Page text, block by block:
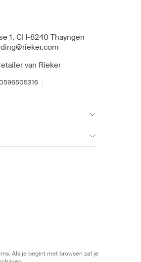
1, CH-8240 Thayngen
van Rieker
Als je begint met browsen zal je